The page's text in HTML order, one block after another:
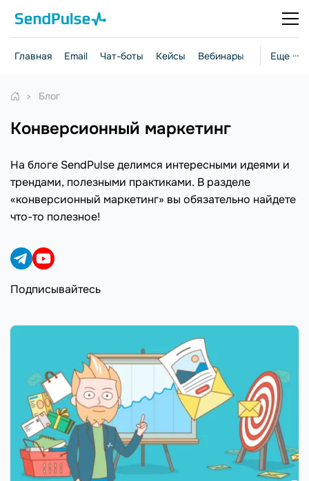
Еще ···
Главная Email Чат-боты Кейсы Вебинары Стратегии
Блог
конверсионный маркетинг
На блоге SendPulse делимся интересными идеями и
трендами, полезными практиками. В разделе
«конверсионный маркетинг» вы обязательно найдете
что-то полезное!
Подписывайтесь